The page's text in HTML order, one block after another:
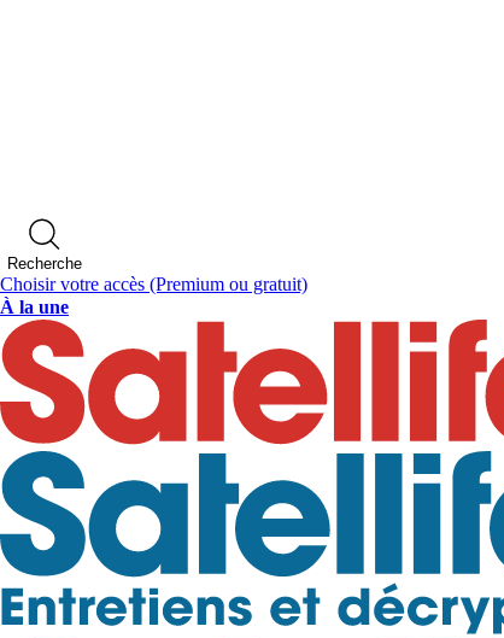
Recherche
Choisir votre accès (Premium ou gratuit)
À la une